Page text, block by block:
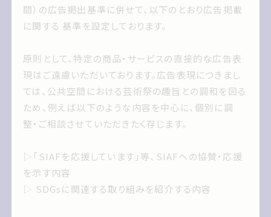
空間の広告掲出基準に併せて 以下のとおり広告掲載
に関する 基準を設定しております
原則として 特定の商品サービスの直接的な広告表現
はご遠慮いただいております 広告表現につきましては
公共空間におけるげいじゅつさいの趣旨との調和を図
るため 例えば以下のような内容を中心に 個別に調整
ご相談させていただきたく存じます
▷サイアフを応援しています等 サイアフへの協賛応
援を示す内容
▷ SDGsに関連する取り組みを紹介する内容
間）の広告掲出基準に併せて、以下のとおり広告掲載
に関する 基準を設定しております。
原則として、特定の商品・サービスの直接的な広告表
現はご遠慮いただいております。広告表現につきまし
ては、公共空間における芸術祭の趣旨との調和を図る
ため、例えば以下のような内容を中心に、個別に調
整・ご相談させていただきたく存じます。
▷「SIAFを応援しています」等、SIAFへの協賛・応援
を示す内容
▷ SDGsに関連する取り組みを紹介する内容